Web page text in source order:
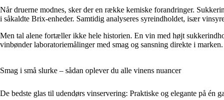
Når druerne modnes, sker der en række kemiske forandringer.
i såkaldte Brix-enheder. Samtidig analyseres syreindholdet, især
Men tal alene fortæller ikke hele historien. En vin med højt
vinbønder laboratoriemålinger med smag og sansning direkte i marken.
Smag i små slurke – sådan oplever du alle vinens nuancer
De bedste glas til udendørs vinservering: Praktiske og elegante på én